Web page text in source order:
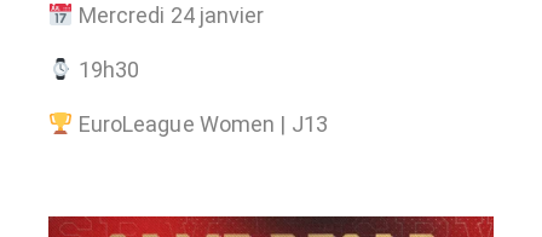
Mercredi 24 janvier
19h30
EuroLeague Women | J13